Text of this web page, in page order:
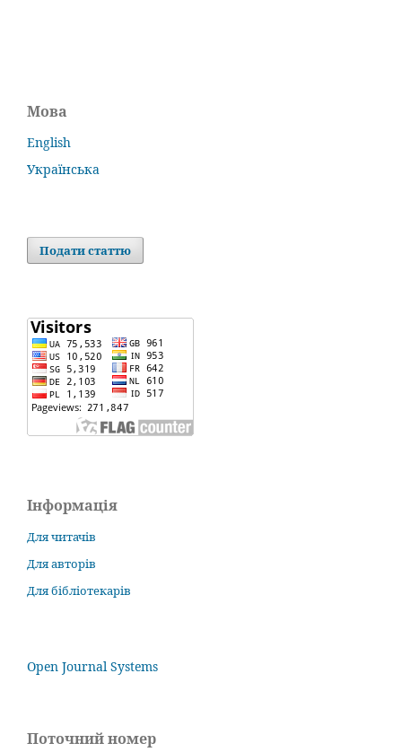
Мова
English
Українська
Подати статтю
Інформація
Для читачів
Для авторів
Для бібліотекарів
Open Journal Systems
Поточний номер